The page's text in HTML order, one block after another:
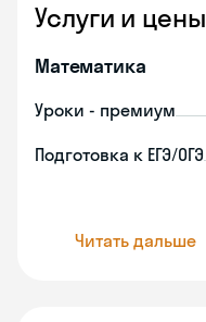
Услуги и цены
Математика
Уроки - премиум
Подготовка к ЕГЭ/ОГЭ
Читать дальше